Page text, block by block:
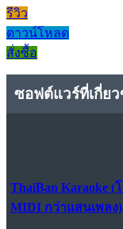
รีวิว
ดาวน์โหลด
สั่งซื้อ
ซอฟต์แวร์ที่เกี่ยว
ThaiBan Karaoke
MIDI กว่าแสนเพลง)